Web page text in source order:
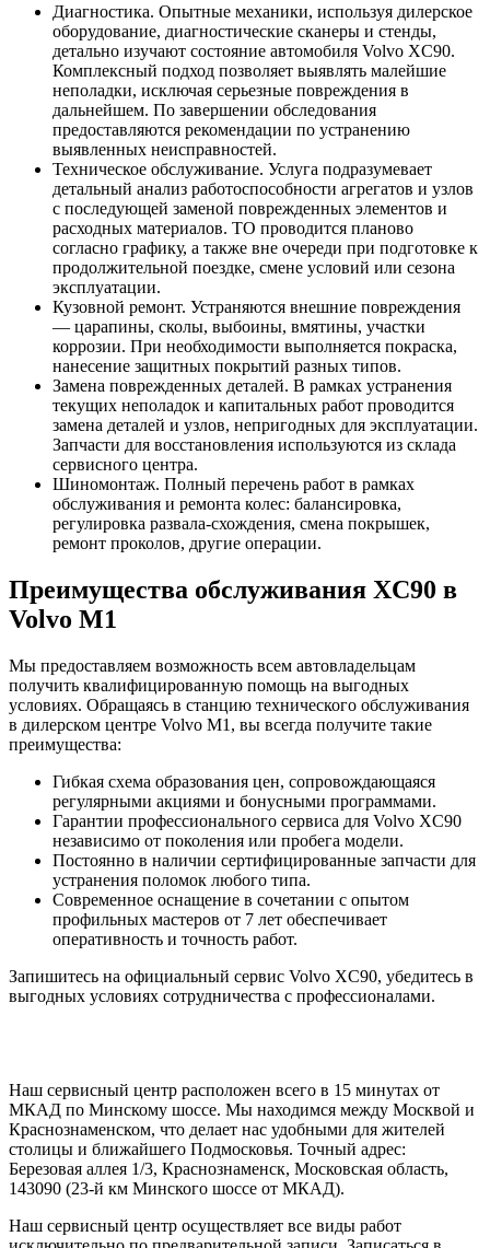
Диагностика. Опытные механики, используя дилерское
оборудование, диагностические сканеры и стенды,
детально изучают состояние автомобиля Volvo XC90.
Комплексный подход позволяет выявлять малейшие
неполадки, исключая серьезные повреждения в
дальнейшем. По завершении обследования
предоставляются рекомендации по устранению
выявленных неисправностей.
Техническое обслуживание. Услуга подразумевает
детальный анализ работоспособности агрегатов и узлов
с последующей заменой поврежденных элементов и
расходных материалов. ТО проводится планово
согласно графику, а также вне очереди при подготовке к
продолжительной поездке, смене условий или сезона
эксплуатации.
Кузовной ремонт. Устраняются внешние повреждения
— царапины, сколы, выбоины, вмятины, участки
коррозии. При необходимости выполняется покраска,
нанесение защитных покрытий разных типов.
Замена поврежденных деталей. В рамках устранения
текущих неполадок и капитальных работ проводится
замена деталей и узлов, непригодных для эксплуатации.
Запчасти для восстановления используются из склада
сервисного центра.
Шиномонтаж. Полный перечень работ в рамках
обслуживания и ремонта колес: балансировка,
регулировка развала-схождения, смена покрышек,
ремонт проколов, другие операции.
Преимущества обслуживания XC90 в
Volvo M1
Мы предоставляем возможность всем автовладельцам
получить квалифицированную помощь на выгодных
условиях. Обращаясь в станцию технического обслуживания
в дилерском центре Volvo M1, вы всегда получите такие
преимущества:
Гибкая схема образования цен, сопровождающаяся
регулярными акциями и бонусными программами.
Гарантии профессионального сервиса для Volvo XC90
независимо от поколения или пробега модели.
Постоянно в наличии сертифицированные запчасти для
устранения поломок любого типа.
Современное оснащение в сочетании с опытом
профильных мастеров от 7 лет обеспечивает
оперативность и точность работ.
Запишитесь на официальный сервис Volvo XC90, убедитесь в
выгодных условиях сотрудничества с профессионалами.
Наш сервисный центр расположен всего в 15 минутах от
МКАД по Минскому шоссе. Мы находимся между Москвой и
Краснознаменском, что делает нас удобными для жителей
столицы и ближайшего Подмосковья. Точный адрес:
Березовая аллея 1/3, Краснознаменск, Московская область,
143090 (23-й км Минского шоссе от МКАД).
Наш сервисный центр осуществляет все виды работ